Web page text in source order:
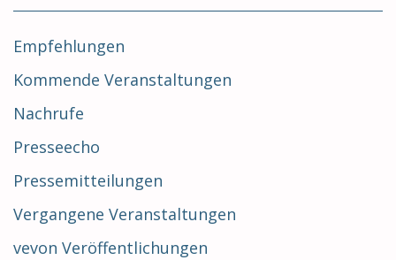
Empfehlungen
Kommende Veranstaltungen
Nachrufe
Presseecho
Pressemitteilungen
Vergangene Veranstaltungen
vevon Veröffentlichungen